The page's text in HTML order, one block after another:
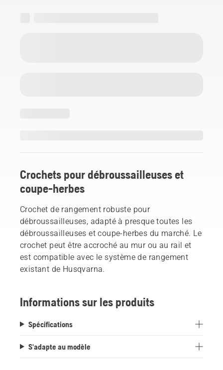
Crochets pour débroussailleuses et
coupe-herbes
Crochet de rangement robuste pour
débroussailleuses, adapté à presque toutes les
débroussailleuses et coupe-herbes du marché. Le
crochet peut être accroché au mur ou au rail et
est compatible avec le système de rangement
existant de Husqvarna.
Informations sur les produits
Spécifications
S'adapte au modèle